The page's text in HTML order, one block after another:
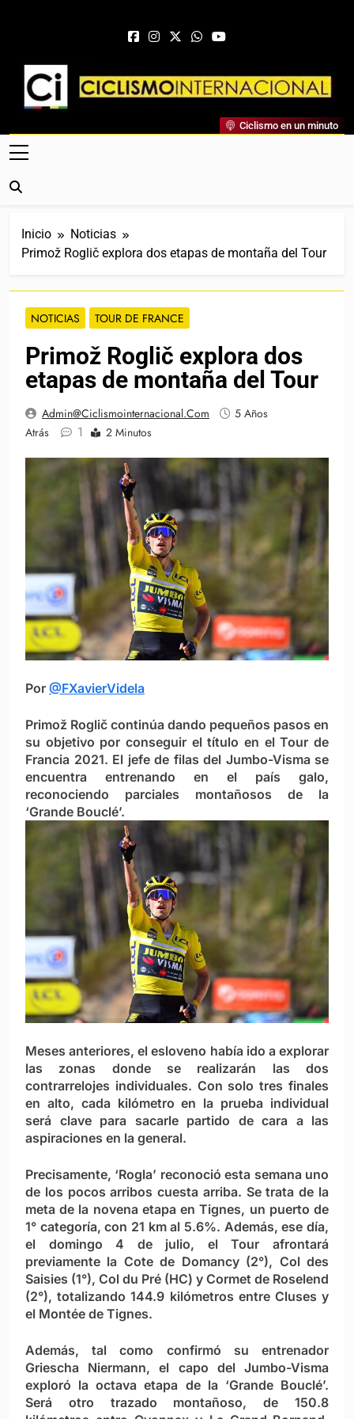
Ciclismo Internacional
Web Dedicada Al Ciclismo Mundial. Entrevistas, Análisis,
Crónicas, Previas Y Más. La Web Ciclista De Referencia.
Ciclismo en un minuto
Inicio
Noticias
Primož Roglič explora dos etapas de montaña del Tour
NOTICIAS TOUR DE FRANCE
Primož Roglič explora dos
etapas de montaña del Tour
Admin@ciclismointernacional.com
5 Años
Atrás
1 2 Minutos
Por @FXavierVidela
Primož Roglič continúa dando pequeños pasos en
su objetivo por conseguir el título en el Tour de
Francia 2021. El jefe de filas del Jumbo-Visma se
encuentra entrenando en el país galo,
reconociendo parciales montañosos de la
‘Grande Bouclé’.
Meses anteriores, el esloveno había ido a explorar
las zonas donde se realizarán las dos
contrarrelojes individuales. Con solo tres finales
en alto, cada kilómetro en la prueba individual
será clave para sacarle partido de cara a las
aspiraciones en la general.
Precisamente, ‘Rogla’ reconoció esta semana uno
de los pocos arribos cuesta arriba. Se trata de la
meta de la novena etapa en Tignes, un puerto de
1° categoría, con 21 km al 5.6%. Además, ese día,
el domingo 4 de julio, el Tour afrontará
previamente la Cote de Domancy (2°), Col des
Saisies (1°), Col du Pré (HC) y Cormet de Roselend
(2°), totalizando 144.9 kilómetros entre Cluses y
el Montée de Tignes.
Además, tal como confirmó su entrenador
Griescha Niermann, el capo del Jumbo-Visma
exploró la octava etapa de la ‘Grande Bouclé’.
Será otro trazado montañoso, de 150.8